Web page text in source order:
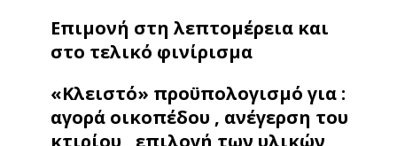
Επιμονή στη λεπτομέρεια και
στο τελικό φινίρισμα
«Κλειστό» προϋπολογισμό για :
αγορά οικοπέδου , ανέγερση του